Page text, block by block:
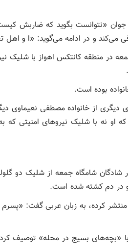
«نتوانست بگوید که ضاربش
می‌کند و در ادامه می‌گوید: «ا و اهل
روز جمعه در منطقه کانتکس اهواز با
بوده است.
از خانواده مصطفی نعیماوی
نه با شلیک نیروهای امنیتی که
شامگاه جمعه از شلیک دو
در دم کشته شده است.
کرده، به زبان عربی گفت:
«بچه‌های بسیج در محله» توصیف